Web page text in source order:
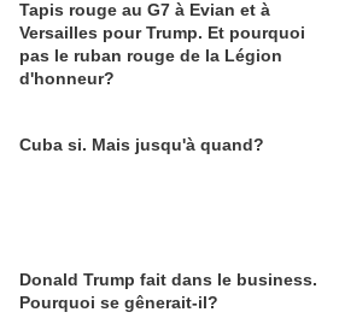
Tapis rouge au G7 à Evian et à
Versailles pour Trump. Et pourquoi
pas le ruban rouge de la Légion
d'honneur?
Cuba si. Mais jusqu'à quand?
Donald Trump fait dans le business.
Pourquoi se gênerait-il?